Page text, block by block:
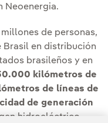
Neoenergia.
de personas,
Brasil en distribución
brasileños y en
kilómetros de
de líneas de
de generación
hidroeléctrico.